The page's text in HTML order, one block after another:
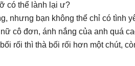
có thể lành lại ư?
nhưng bạn không thể chỉ có tình
cô đơn, ánh nắng của anh quá
rối thì thà bối rối hơn một chút,